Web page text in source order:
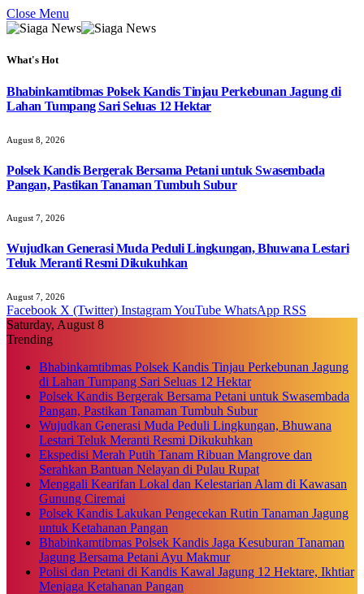
Close Menu
What's Hot
Bhabinkamtibmas Polsek Kandis Tinjau Perkebunan Jagung di
Lahan Tumpang Sari Seluas 12 Hektar
August 8, 2026
Polsek Kandis Bergerak Bersama Petani untuk Swasembada
Pangan, Pastikan Tanaman Tumbuh Subur
August 7, 2026
Wujudkan Generasi Muda Peduli Lingkungan, Bhuwana Lestari
Teluk Meranti Resmi Dikukuhkan
August 7, 2026
Facebook X (Twitter) InstagramYouTube WhatsApp RSS
Saturday, August 8
Trending
Bhabinkamtibmas Polsek Kandis Tinjau Perkebunan Jagung
di Lahan Tumpang Sari Seluas 12 Hektar
Polsek Kandis Bergerak Bersama Petani untuk Swasembada
Pangan, Pastikan Tanaman Tumbuh Subur
Wujudkan Generasi Muda Peduli Lingkungan, Bhuwana
Lestari Teluk Meranti Resmi Dikukuhkan
Ekspedisi Merah Putih Tanam Ribuan Mangrove dan
Serahkan Bantuan Nelayan di Pulau Rupat
Menggali Kearifan Lokal dan Kelestarian Alam di Kawasan
Gunung Ciremai
Polsek Kandis Lakukan Pengecekan Rutin Tanaman Jagung
untuk Ketahanan Pangan
Bhabinkamtibmas Polsek Kandis Jaga Kesuburan Tanaman
Jagung Bersama Petani Ayu Makmur
Polisi dan Petani di Kandis Kawal Jagung 12 Hektare, Ikhtiar
Menjaga Ketahanan Pangan